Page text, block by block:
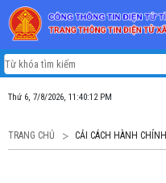
Thứ 6, 7/8/2026, 11:40:12 PM
TRANG CHỦ CẢI CÁCH HÀNH CHÍNH